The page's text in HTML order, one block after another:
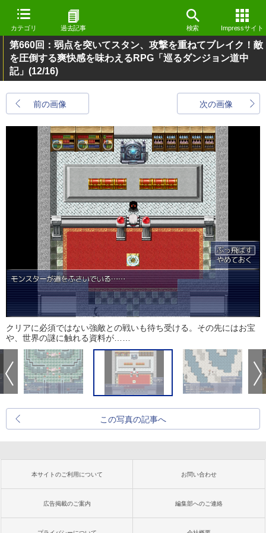
カテゴリ 過去記事 検索 Impressサイト
第660回：弱点を突いてスタン、攻撃を重ねてブレイク！敵
を圧倒する爽快感を味わえるRPG「巡るダンジョン道中
記」 (12/16)
前の画像 次の画像
クリアに必須ではない強敵との戦いも待ち受ける。その先にはお宝
や、世界の謎に触れる資料が……
この写真の記事へ
本サイトのご利用について お問い合わせ
広告掲載のご案内 編集部へのご連絡